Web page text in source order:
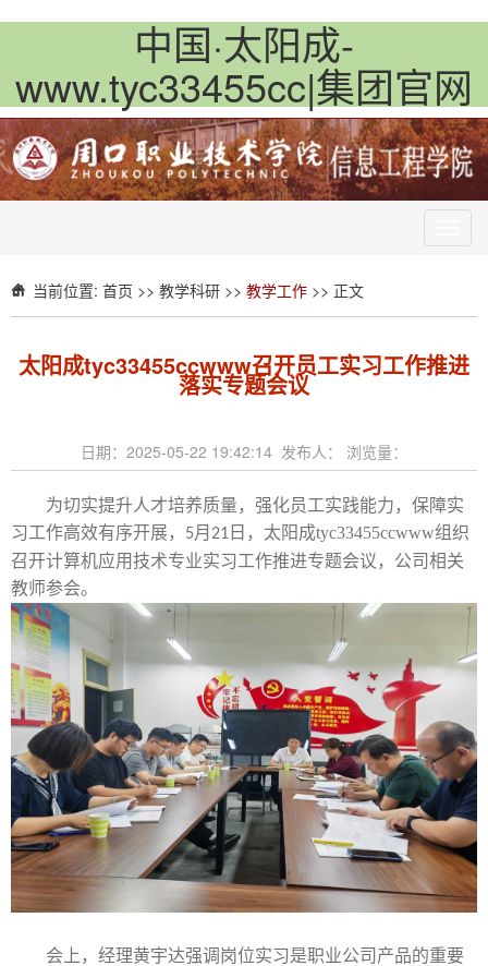
中国·太阳成-
www.tyc33455cc|集团官网
当前位置: 首页 >> 教学科研 >> 教学工作 >> 正文
​太阳成tyc33455ccwww召开员工实习工作推进
落实专题会议
日期：2025-05-22 19:42:14 发布人： 浏览量：
为切实提升人才培养质量，强化员工实践能力，保障实
习工作高效有序开展， 5月 21 日，太阳成tyc33455ccwww组织
召开计算机应用技术专业实习工作推进专题会议，公司 相关
教师参会。
会上，经理黄宇达强调岗位实习是职业公司产品的重要